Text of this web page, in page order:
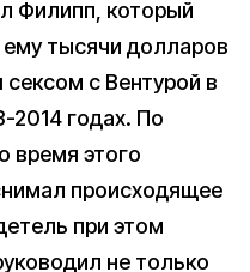
Филипп, который
тысячи долларов
с Вентурой в
2014 годах. По
время этого
происходящее
при этом
не только